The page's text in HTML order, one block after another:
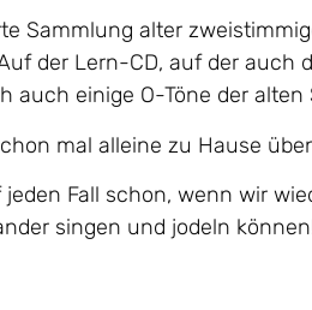
Sammlung alter
der Lern-CD, auf der auch
auch einige O-Töne der alten
mal alleine zu Hause
jeden Fall schon, wenn wir
singen und jodeln